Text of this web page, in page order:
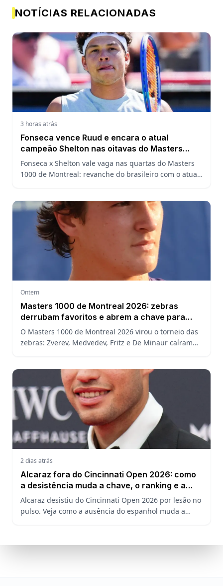
NOTÍCIAS RELACIONADAS
3 horas atrás
Fonseca vence Ruud e encara o atual
campeão Shelton nas oitavas do Masters
1000 de Montreal
Fonseca x Shelton vale vaga nas quartas do Masters
1000 de Montreal: revanche do brasileiro com o atual
Ontem
Masters 1000 de Montreal 2026: zebras
derrubam favoritos e abrem a chave para
João Fonseca
O Masters 1000 de Montreal 2026 virou o torneio das
zebras: Zverev, Medvedev, Fritz e De Minaur caíram
2 dias atrás
Alcaraz fora do Cincinnati Open 2026: como
a desistência muda a chave, o ranking e a
defesa do US Open
Alcaraz desistiu do Cincinnati Open 2026 por lesão no
pulso. Veja como a ausência do espanhol muda a